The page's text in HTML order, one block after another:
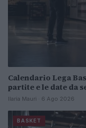
Calendario Lega
partite e le date da
Ilaria Mauri · 6 Ago 2026
BASKET